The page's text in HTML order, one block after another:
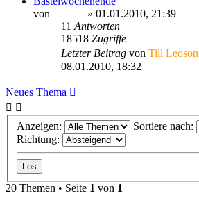
von
» 01.01.2010, 21:39
11Antworten
18518 Zugriffe
Letzter Beitrag von Till Leoson
08.01.2010, 18:32
Neues Thema
Anzeigen:
Sortiere nach:
Richtung:
20 Themen • Seite 1 von 1